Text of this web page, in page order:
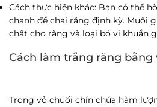
Cách thực hiện khác: Bạn có thể
chanh để chải răng định kỳ. Muối
chất cho răng và loại bỏ vi khuẩn
Cách làm trắng răng bằng
Trong vỏ chuối chín chứa hàm